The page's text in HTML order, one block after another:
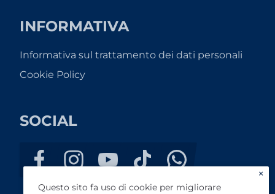
INFORMATIVA
Informativa sul trattamento dei dati personali
Cookie Policy
SOCIAL
×
Questo sito fa uso di cookie per migliorare